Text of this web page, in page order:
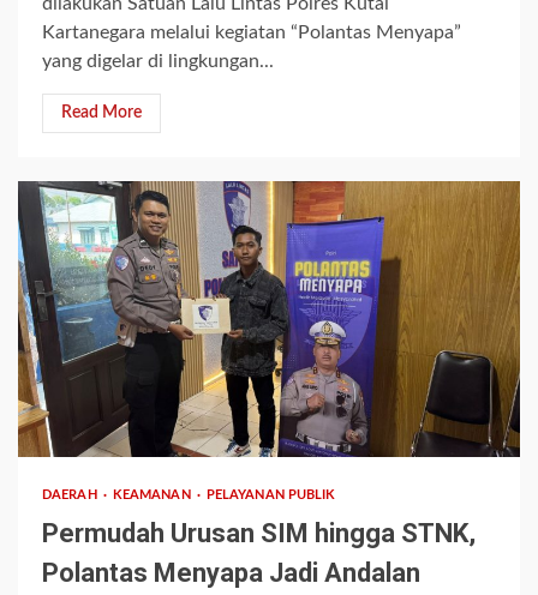
dilakukan Satuan Lalu Lintas Polres Kutai
Kartanegara melalui kegiatan “Polantas Menyapa”
yang digelar di lingkungan...
Read More
1 min read
DAERAH KEAMANAN PELAYANAN PUBLIK
Permudah Urusan SIM hingga STNK,
Polantas Menyapa Jadi Andalan